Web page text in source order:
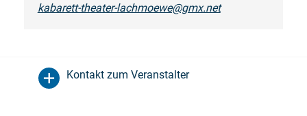
kabarett-theater-lachmoewe@gmx.net
Kontakt zum Veranstalter